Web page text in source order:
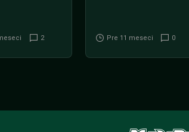
2 Pre 11 meseci 0